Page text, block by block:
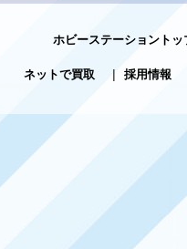
ホビーステーショントッ
ネットで買取
| 採用情報